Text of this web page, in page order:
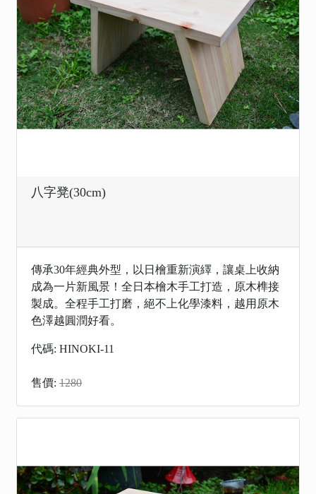
八字凳(30cm)
傳承30年經典外型，以日檜重新演繹，讓桌上收納
成為一片新風景！全日本檜木手工打造，原木榫接
製成。全程手工打磨，絕不上化學漆料，越用原木
色澤越圓潤好看。
代碼: HINOKI-11
售價: 1280